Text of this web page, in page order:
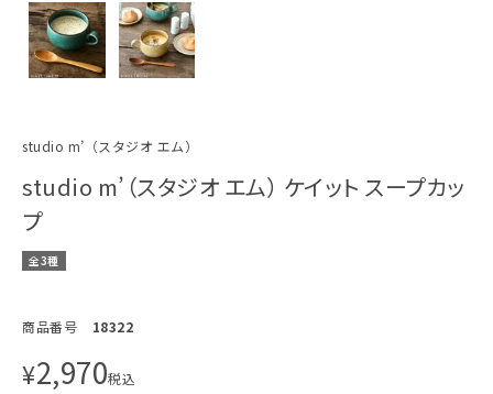
studio m’（スタジオ エム）
studio m’（スタジオ エム） ケイット スープカッ
プ
全3種
商品番号 18322
¥2,970税込